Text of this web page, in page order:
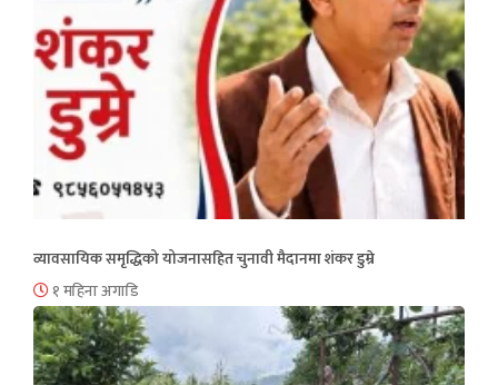
व्यावसायिक समृद्धिको योजनासहित चुनावी मैदानमा शंकर डुम्रे
१ महिना अगाडि